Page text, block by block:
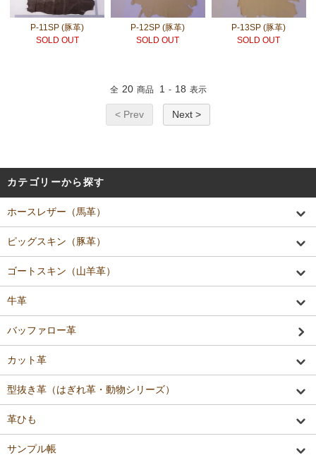
P-11SP (豚革)
SOLD OUT
P-12SP (豚革)
SOLD OUT
P-13SP (豚革)
SOLD OUT
全 20 商品 1 - 18 表示
< Prev Next >
カテゴリーから探す
ホースレザー（馬革）
ピッグスキン（豚革）
ゴートスキン（山羊革）
牛革
バッファロー革
カット革
型抜き革（はぎれ革・動物シリーズ）
革ひも
サンプル帳